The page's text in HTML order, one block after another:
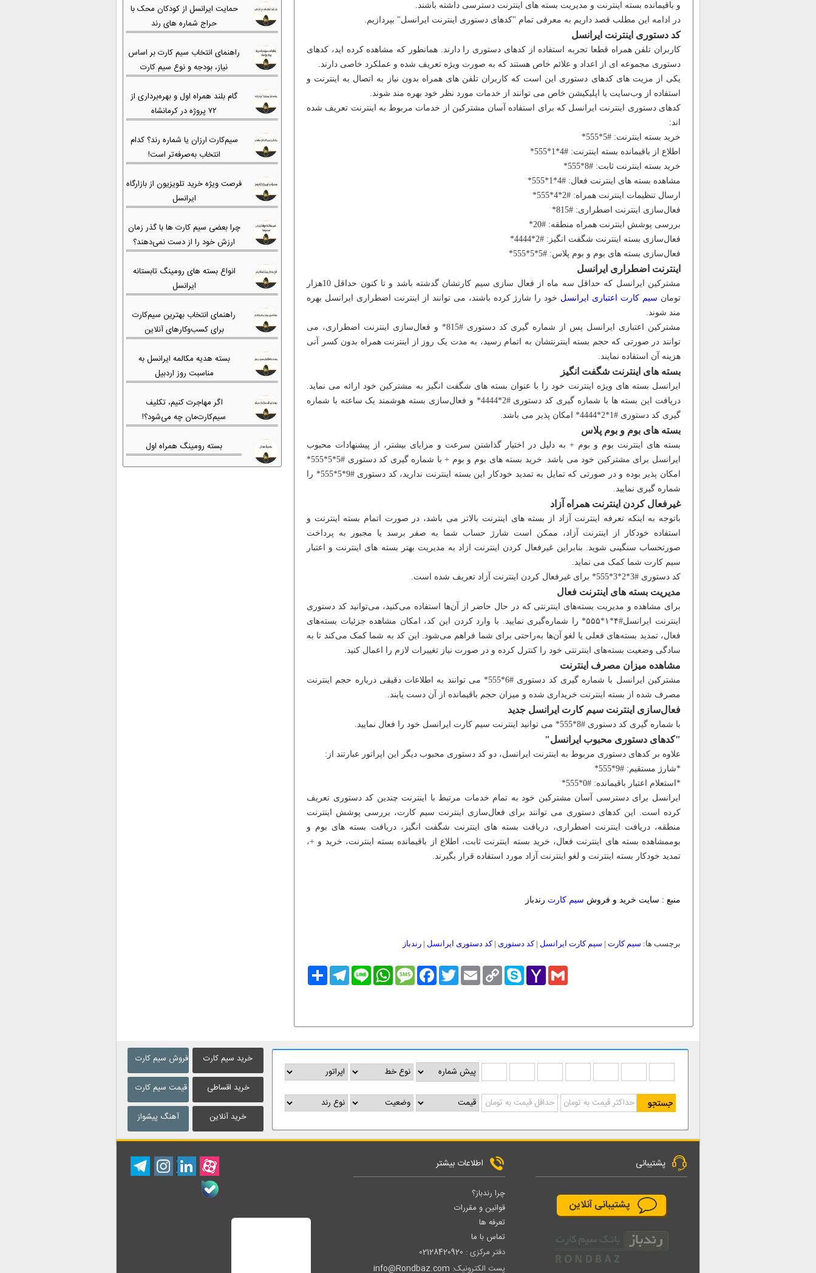
و باقیمانده بسته اینترنت و مدیریت بسته های اینترنت دسترسی داشته باشند.
در ادامه این مطلب قصد داریم به معرفی تمام "کدهای دستوری اینترنت ایرانسل" بپردازیم.
کد دستوری اینترنت ایرانسل
کاربران تلفن همراه قطعا تجربه استفاده از کدهای دستوری را دارند. همانطور که مشاهده کرده اید، کدهای
دستوری مجموعه ای از اعداد و علائم خاص هستند که به صورت ویژه تعریف شده و عملکرد خاصی دارند.
یکی از مزیت های کدهای دستوری این است که کاربران تلفن های همراه بدون نیاز به اتصال به اینترنت و
استفاده از وب‌سایت یا اپلیکیشن خاص می توانند از خدمات مورد نظر خود بهره مند شوند.
کدهای دستوری اینترنت ایرانسل که برای استفاده آسان مشترکین از خدمات مربوط به اینترنت تعریف شده
اند:
خرید بسته اینترنت: #5*555*
اطلاع از باقیمانده بسته اینترنت: #4*1*555*
خرید بسته اینترنت ثابت: #8*555*
مشاهده بسته های اینترنت فعال: #4*1*555*
ارسال تنظیمات اینترنت همراه: #2*4*555*
فعال‌سازی اینترنت اضطراری: #815*
بررسی پوشش اینترنت همراه منطقه: #20*
فعال‌سازی بسته اینترنت شگفت انگیز: #2*4444*
فعال‌سازی بسته های بوم و بوم پلاس: #5*5*555*
اینترنت اضطراری ایرانسل
مشترکین ایرانسل که حداقل سه ماه از فعال سازی سیم کارتشان گدشته باشد و تا کنون حداقل 10هزار
تومان سیم کارت اعتباری ایرانسل خود را شارژ کرده باشند، می توانند از اینترنت اضطراری ایرانسل بهره
مند شوند.
مشترکین اعتباری ایرانسل پس از شماره گیری کد دستوری #815* و فعال‌سازی اینترنت اضطراری، می
توانند در صورتی که حجم بسته اینترنتشان به اتمام رسید، به مدت یک روز از اینترنت همراه بدون کسر آنی
هزینه آن استفاده نمایند.
بسته های اینترنت شگفت انگیز
ایرانسل بسته های ویژه اینترنت خود را با عنوان بسته های شگفت انگیز به مشترکین خود ارائه می نماید.
دریافت این بسته ها با شماره گیری کد دستوری #2*4444* و فعال‌سازی بسته هوشمند یک ساعته با شماره
گیری کد دستوری #1*2*4444* امکان پذیر می باشد.
بسته های بوم و بوم پلاس
بسته های اینترنت بوم و بوم + به دلیل در اختیار گذاشتن سرعت و مزایای بیشتر، از پیشنهادات محبوب
ایرانسل برای مشترکین خود می باشد. خرید بسته های بوم و بوم + با شماره گیری کد دستوری #5*5*555*
امکان پذیر بوده و در صورتی که تمایل به تمدید خودکار این بسته اینترنت ندارید، کد دستوری #9*5*555* را
شماره گیری نمایید.
غیرفعال کردن اینترنت همراه آزاد
باتوجه به اینکه تعرفه اینترنت آزاد از بسته های اینترنت بالاتر می باشد، در صورت اتمام بسته اینترنت و
استفاده خودکار از اینترنت آزاد، ممکن است شارژ حساب شما به صفر برسد یا مجبور به پرداخت
صورتحساب سنگینی شوید. بنابراین غیرفعال کردن اینترنت ازاد به مدیریت بهتر بسته های اینترنت و اعتبار
سیم کارت شما کمک می نماید.
کد دستوری #3*2*3*555* برای غیرفعال کردن اینترنت آزاد تعریف شده است.
مدیریت بسته ‌های اینترنت فعال
برای مشاهده و مدیریت بسته‌های اینترنتی که در حال حاضر از آن‌ها استفاده می‌کنید، می‌توانید کد دستوری
اینترنت ایرانسل#۴*۱*۵۵۵* را شماره‌گیری نمایید. با وارد کردن این کد، امکان مشاهده جزئیات بسته‌های
فعال، تمدید بسته‌های فعلی یا لغو آن‌ها به‌راحتی برای شما فراهم می‌شود. این کد به شما کمک می‌کند تا به
سادگی وضعیت بسته‌های اینترنتی خود را کنترل کرده و در صورت نیاز تغییرات لازم را اعمال کنید.
مشاهده میزان مصرف اینترنت
مشترکین ایرانسل با شماره گیری کد دستوری #6*555* می توانند به اطلاعات دقیقی درباره حجم اینترنت
مصرف شده از بسته اینترنت خریداری شده و میزان حجم باقیمانده از آن دست یابند.
فعال‌سازی اینترنت سیم کارت ایرانسل جدید
با شماره گیری کد دستوری #8*555* می توانید اینترنت سیم کارت ایرانسل خود را فعال نمایید.
"کدهای دستوری محبوب ایرانسل"
علاوه بر کدهای دستوری مربوط به اینترنت ایرانسل، دو کد دستوری محبوب دیگر این اپراتور عبارتند از:
*شارژ مستقیم: #9*555*
*استعلام اعتبار باقیمانده: #0*555*
ایرانسل برای دسترسی آسان مشترکین خود به تمام خدمات مرتبط با اینترنت چندین کد دستوری تعریف
کرده است. این کدهای دستوری می توانند برای فعال‌سازی اینترنت سیم کارت، بررسی پوشش اینترنت
منطقه، دریافت اینترنت اضطراری، دریافت بسته های اینترنت شگفت انگیز، دریافت بسته های بوم و
بوممشاهده بسته های اینترنت فعال، خرید بسته اینترنت ثابت، اطلاع از باقیمانده بسته اینترنت، خرید و +،
تمدید خودکار بسته اینترنت و لغو اینترنت آزاد مورد استفاده قرار بگیرند.
منبع : سایت خرید و فروش سیم کارت رندباز
برچسب ها: سیم کارت | سیم کارت ایرانسل |کد دستوری |کد دستوری ایرانسل | رندباز
اشتراکTelegram Line
WhatsAppMessageFacebookTwitter Email
Copy
Link
Skype Yahoo Gmail
حمایت ایرانسل از کودکان محک با
حراج شماره های رند
راهنمای انتخاب سیم کارت بر اساس
نیاز، بودجه و نوع سیم کارت
گام بلند همراه اول و بهره‌برداری از
۷۲ پروژه در کرمانشاه
سیم‌کارت ارزان یا شماره رند؟ کدام
انتخاب به‌صرفه‌تر است!
فرصت ویژه خرید تلویزیون از بازارگاه
ایرانسل
چرا بعضی سیم کارت ها با گذر زمان
ارزش خود را از دست نمی‌دهند؟
انواع بسته های رومینگ تابستانه
ایرانسل
راهنمای انتخاب بهترین سیم‌کارت
برای کسب‌وکارهای آنلاین
بسته هدیه مکالمه ایرانسل به
مناسبت روز اردبیل
اگر مهاجرت کنیم، تکلیف
سیم‌کارت‌مان چه می‌شود؟!
بسته رومینگ همراه اول
فروش سیم کارت
قیمت سیم کارت
آهنگ پیشواز
خرید سیم کارت
خرید اقساطی
خرید آنلاین
پشتیبانی
پشتیبانی آنلاین
اطلاعات بیشتر
چرا رندباز؟
قوانین و مقررات
تعرفه ها
تماس با ما
دفتر مرکزی : 02128420920
پست الکترونیک: info@Rondbaz.com